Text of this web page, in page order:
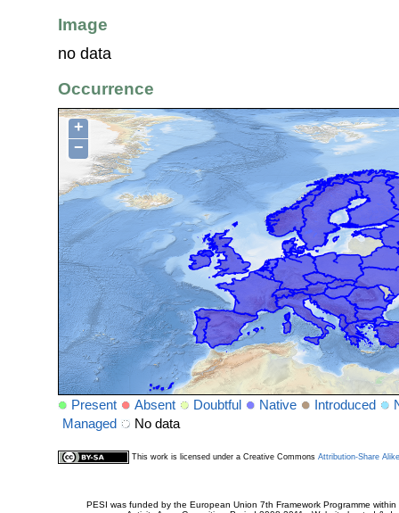
Image
no data
Occurrence
+
−
Present Absent Doubtful Native Introduced
Managed
No data
This work is licensed under a Creative Commons Attribution-Share
PESI was funded by the European Union 7th Framework Programme